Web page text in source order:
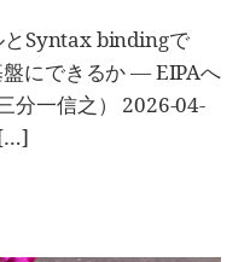
とSyntax bindingで
にできるか — EIPAへ
分一信之） 2026-04-